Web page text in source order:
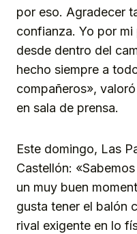
por eso. Agradecer
confianza. Yo por
desde dentro del
hecho siempre a
compañeros»,
en sala de prensa.
Este domingo, Las
Castellón:
un muy buen
gusta tener el balón
rival exigente en lo